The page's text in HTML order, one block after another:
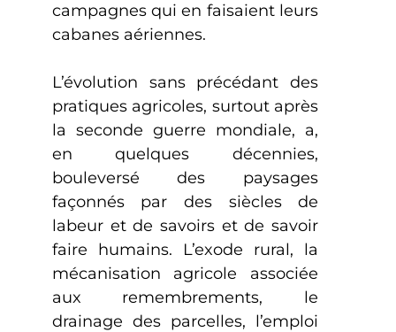
campagnes qui en faisaient leurs
cabanes aériennes.
L’évolution sans précédant des
pratiques agricoles, surtout après
la seconde guerre mondiale, a,
en quelques décennies,
bouleversé des paysages
façonnés par des siècles de
labeur et de savoirs et de savoir
faire humains. L’exode rural, la
mécanisation agricole associée
aux remembrements, le
drainage des parcelles, l’emploi